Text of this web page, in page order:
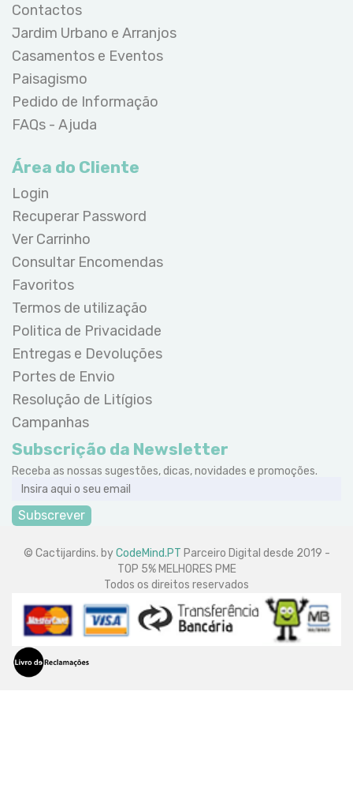
Contactos
Jardim Urbano e Arranjos
Casamentos e Eventos
Paisagismo
Pedido de Informação
FAQs - Ajuda
Área do Cliente
Login
Recuperar Password
Ver Carrinho
Consultar Encomendas
Favoritos
Termos de utilização
Politica de Privacidade
Entregas e Devoluções
Portes de Envio
Resolução de Litígios
Campanhas
Subscrição da Newsletter
Receba as nossas sugestões, dicas, novidades e promoções.
Subscrever
© Cactijardins. byCodeMind.PT Parceiro Digital desde 2019 -
TOP 5% MELHORES PME
Todos os direitos reservados